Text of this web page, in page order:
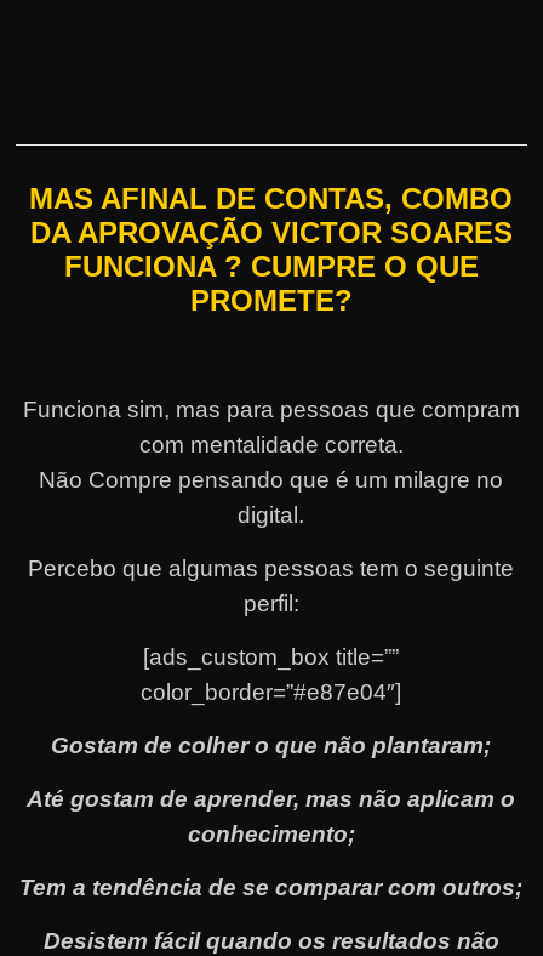
MAS AFINAL DE CONTAS, COMBO
DA APROVAÇÃO VICTOR SOARES
FUNCIONA ? CUMPRE O QUE
PROMETE?
Funciona sim, mas para pessoas que compram
com mentalidade correta.
Não Compre pensando que é um milagre no
digital.
Percebo que algumas pessoas tem o seguinte
perfil:
[ads_custom_box title=””
color_border=”#e87e04″]
Gostam de colher o que não plantaram;
Até gostam de aprender, mas não aplicam o
conhecimento;
Tem a tendência de se comparar com outros;
Desistem fácil quando os resultados não